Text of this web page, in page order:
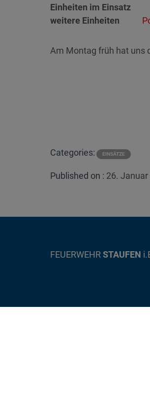
Einheiten im Einsatz
weitere Einheiten
Am Montag früh hat uns
Categories: EINSÄTZE
Published on : Posted
26. Januar
FEUERWEHRSTAUFEN